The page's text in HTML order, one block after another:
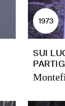
1973
SUI